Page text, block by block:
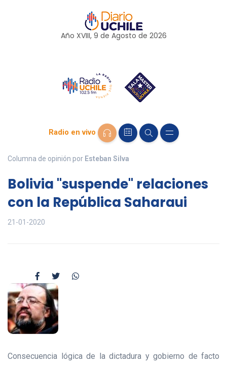
Año XVIII, 9 de Agosto de 2026
Radio en vivo
Columna de opinión por Esteban Silva
Bolivia "suspende" relaciones
con la República Saharaui
21-01-2020
Consecuencia lógica de la dictadura y gobierno de facto